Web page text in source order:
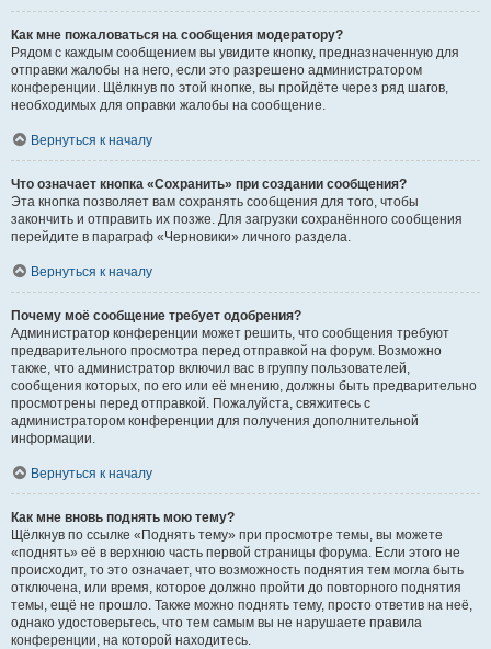
Как мне пожаловаться на сообщения модератору?
Рядом с каждым сообщением вы увидите кнопку, предназначенную для
отправки жалобы на него, если это разрешено администратором
конференции. Щёлкнув по этой кнопке, вы пройдёте через ряд шагов,
необходимых для оправки жалобы на сообщение.
Вернуться к началу
Что означает кнопка «Сохранить» при создании сообщения?
Эта кнопка позволяет вам сохранять сообщения для того, чтобы
закончить и отправить их позже. Для загрузки сохранённого сообщения
перейдите в параграф «Черновики» личного раздела.
Вернуться к началу
Почему моё сообщение требует одобрения?
Администратор конференции может решить, что сообщения требуют
предварительного просмотра перед отправкой на форум. Возможно
также, что администратор включил вас в группу пользователей,
сообщения которых, по его или её мнению, должны быть предварительно
просмотрены перед отправкой. Пожалуйста, свяжитесь с
администратором конференции для получения дополнительной
информации.
Вернуться к началу
Как мне вновь поднять мою тему?
Щёлкнув по ссылке «Поднять тему» при просмотре темы, вы можете
«поднять» её в верхнюю часть первой страницы форума. Если этого не
происходит, то это означает, что возможность поднятия тем могла быть
отключена, или время, которое должно пройти до повторного поднятия
темы, ещё не прошло. Также можно поднять тему, просто ответив на неё,
однако удостоверьтесь, что тем самым вы не нарушаете правила
конференции, на которой находитесь.